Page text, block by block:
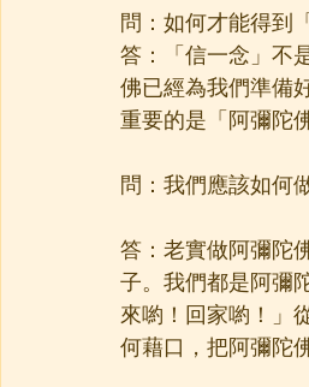
問：如何才能得到
答：「信一念」不
佛已經為我們準備
重要的是「阿彌陀
問：我們應該如何
答：老實做阿彌陀
子。我們都是阿彌
來喲！回家喲！」
何藉口，把阿彌陀